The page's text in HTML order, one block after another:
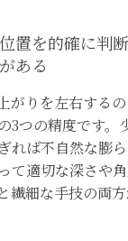
置を的確に判
ある
がりを左右する
3つの精度です。
れば不自然な膨ら
て適切な深さや
繊細な手技の両